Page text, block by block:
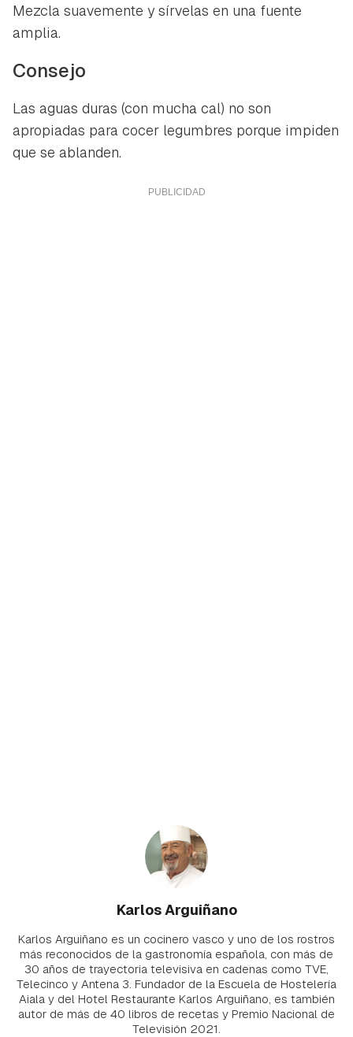
Mezcla suavemente y sírvelas en una fuente
amplia.
Consejo
Las aguas duras (con mucha cal) no son
apropiadas para cocer legumbres porque impiden
que se ablanden.
Karlos Arguiñano
Karlos Arguiñano es un cocinero vasco y uno de los rostros
más reconocidos de la gastronomía española, con más de
30 años de trayectoria televisiva en cadenas como TVE,
Telecinco y Antena 3. Fundador de la Escuela de Hostelería
Aiala y del Hotel Restaurante Karlos Arguiñano, es también
autor de más de 40 libros de recetas y Premio Nacional de
Televisión 2021.